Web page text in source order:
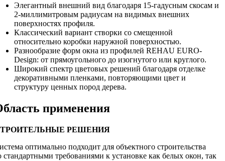
Элегантный внешний вид благодаря 15-гадусным скосам и
2-миллимитровым радиусам на видимых внешних
поверхностях профиля.
Классический вариант створки со смещенной
относительно коробки наружной поверхностью.
Разнообразие форм окна из профилей REHAU EURO-
Design: от прямоугольного до изогнутого или круглого.
Широкий спектр цветовых решений благодаря отделке
декоративными пленками, повторяющими цвет и
структуру ценных пород дерева.
применения
РЕШЕНИЯ
оптимально подходит для объектного строительства
стандартными требованиями к установке как белых окон, так